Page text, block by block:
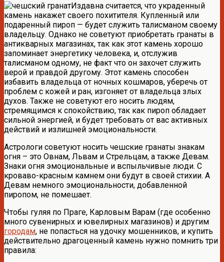
Издавна считается, что украденный
камень накажет своего похитителя. Купленный или
подаренный пироп — будет служить талисманом своему
владельцу. Однако не советуют приобретать гранаты в
антикварных магазинах, так как этот камень хорошо
запоминает энергетику человека, и, отслужив
талисманом одному, не факт что он захочет служить
верой и правдой другому. Этот камень способен
избавить владельца от ночных кошмаров, уберечь от
проблем с кожей и ран, изгоняет от владельца злых
духов. Также не советуют его носить людям,
стремящимся к спокойствию, так как пироп обладает
сильной энергией, и будет требовать от вас активных
действий и излишней эмоциональности.
Астрологи советуют носить чешские гранаты знакам
огня – это Овнам, Львам и Стрельцам, а также Девам.
Знаки огня эмоциональные и вспыльчивые люди. С
кроваво-красным камнем они будут в своей стихии. А
Девам немного эмоциональности, добавленной
пиропом, не помешает.
Чтобы гуляя по Праге, Карловым Варам (где особенно
много сувенирных и ювелирных магазинов) и другим
городам, не попасться на удочку мошенников, и купить
действительно драгоценный камень нужно помнить три
правила: